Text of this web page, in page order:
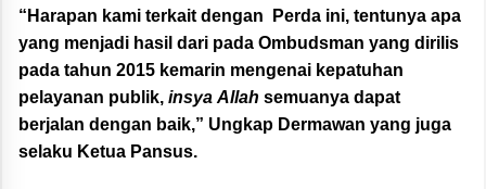
“Harapan kami terkait dengan Perda ini, tentunya apa
yang menjadi hasil dari pada Ombudsman yang dirilis
pada tahun 2015 kemarin mengenai kepatuhan
pelayanan publik, insya Allah semuanya dapat
berjalan dengan baik,” Ungkap Dermawan yang juga
selaku Ketua Pansus.